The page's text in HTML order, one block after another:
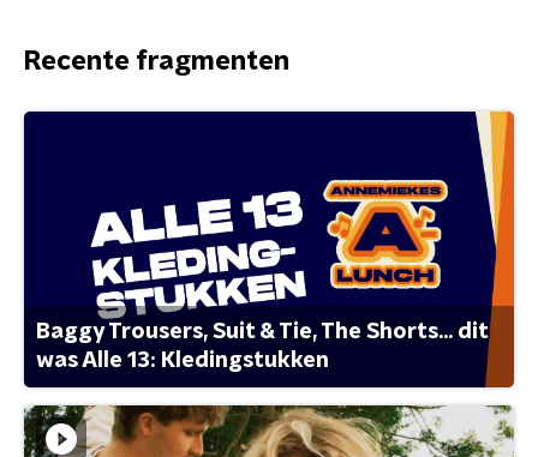
Recente fragmenten
Baggy Trousers, Suit & Tie, The Shorts... dit
was Alle 13: Kledingstukken